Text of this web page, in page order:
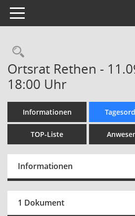
Toggle navigation
Rechercheauswahl
Ortsrat Rethen -
18:00 Uhr
Informationen
TOP-Liste
Informationen
1 Dokument